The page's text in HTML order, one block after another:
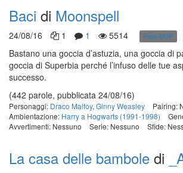
Baci di Moonspell
24/08/16 1 1 5514 Post-OOP
Bastano una goccia d’astuzia, una goccia di
goccia di Superbia perché l’infuso delle tue
successo.
(442 parole, pubblicata 24/08/16)
Personaggi: Draco Malfoy, Ginny Weasley
Pairing:
Ambientazione: Harry a Hogwarts (1991-1998)
Avvertimenti: Nessuno
Serie: Nessuno Sfide:
La casa delle bambole di